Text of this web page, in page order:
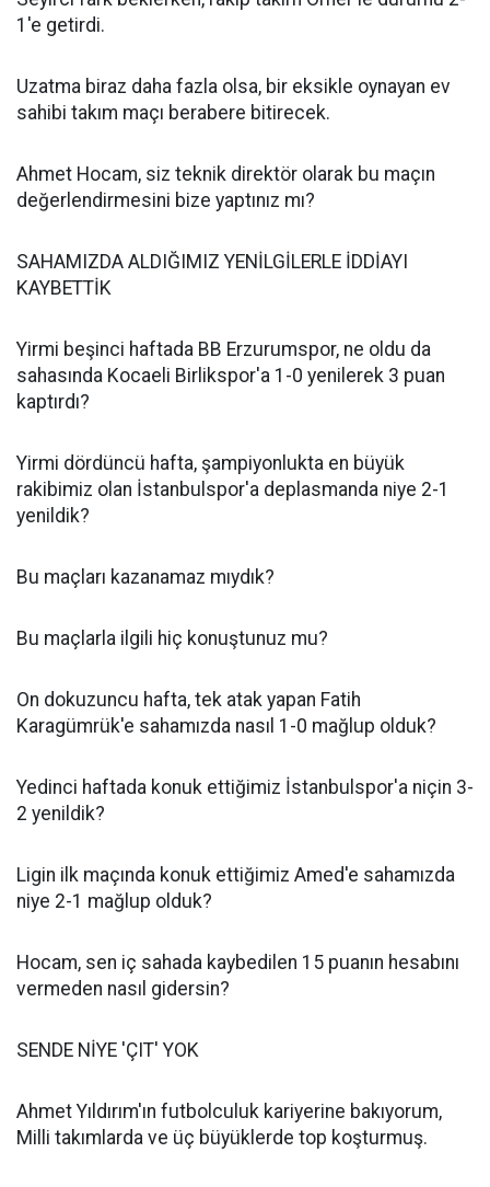
1'e getirdi.
Uzatma biraz daha fazla olsa, bir eksikle oynayan ev
sahibi takım maçı berabere bitirecek.
Ahmet Hocam, siz teknik direktör olarak bu maçın
değerlendirmesini bize yaptınız mı?
SAHAMIZDA ALDIĞIMIZ YENİLGİLERLE İDDİAYI
KAYBETTİK
Yirmi beşinci haftada BB Erzurumspor, ne oldu da
sahasında Kocaeli Birlikspor'a 1-0 yenilerek 3 puan
kaptırdı?
Yirmi dördüncü hafta, şampiyonlukta en büyük
rakibimiz olan İstanbulspor'a deplasmanda niye 2-1
yenildik?
Bu maçları kazanamaz mıydık?
Bu maçlarla ilgili hiç konuştunuz mu?
On dokuzuncu hafta, tek atak yapan Fatih
Karagümrük'e sahamızda nasıl 1-0 mağlup olduk?
Yedinci haftada konuk ettiğimiz İstanbulspor'a niçin 3-
2 yenildik?
Ligin ilk maçında konuk ettiğimiz Amed'e sahamızda
niye 2-1 mağlup olduk?
Hocam, sen iç sahada kaybedilen 15 puanın hesabını
vermeden nasıl gidersin?
SENDE NİYE 'ÇIT' YOK
Ahmet Yıldırım'ın futbolculuk kariyerine bakıyorum,
Milli takımlarda ve üç büyüklerde top koşturmuş.